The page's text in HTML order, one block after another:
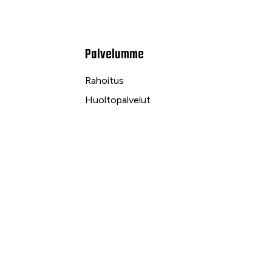
Palvelumme
Rahoitus
Huoltopalvelut